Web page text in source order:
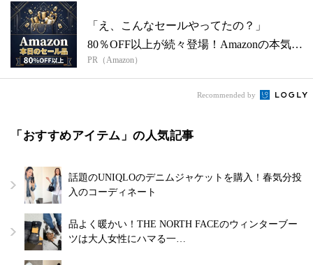
「え、こんなセールやってたの？」
80％OFF以上が続々登場！Amazonの本気
が...
PR（Amazon）
Recommended by
「おすすめアイテム」の人気記事
話題のUNIQLOのデニムジャケットを購入！春気分投
入のコーディネート
品よく暖かい！THE NORTH FACEのウィンターブー
ツは大人女性にハマる一…